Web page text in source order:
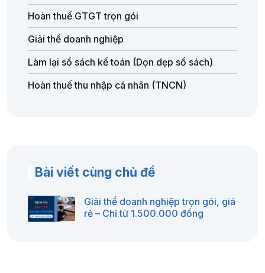
Hoàn thuế GTGT trọn gói
Giải thể doanh nghiệp
Làm lại sổ sách kế toán (Dọn dẹp sổ sách)
Hoàn thuế thu nhập cá nhân (TNCN)
Bài viết cùng chủ đề
Giải thể doanh nghiệp trọn gói, giá
rẻ – Chỉ từ 1.500.000 đồng